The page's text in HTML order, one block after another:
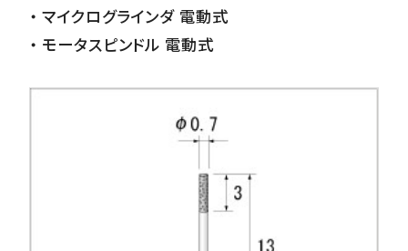
・ マイクログラインダ 電動式
・ モータスピンドル 電動式